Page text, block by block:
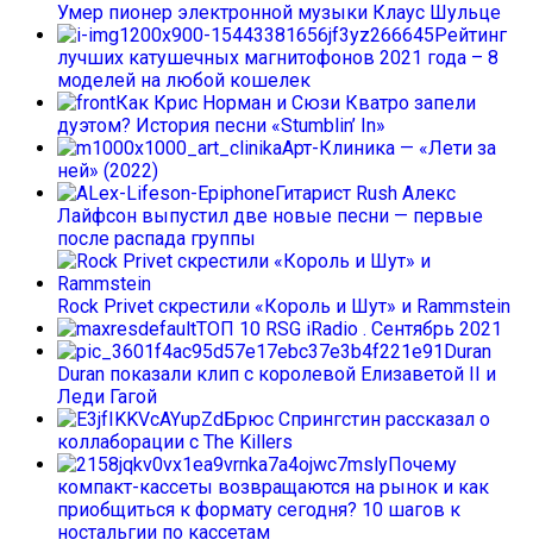
Умер пионер электронной музыки Клаус Шульце
Рейтинг
лучших катушечных магнитофонов 2021 года – 8
моделей на любой кошелек
Как Крис Норман и Сюзи Кватро запели
дуэтом? История песни «Stumblin’ In»
Арт-Клиника — «Лети за
ней» (2022)
Гитарист Rush Алекс
Лайфсон выпустил две новые песни — первые
после распада группы
Rock Privet скрестили «Король и Шут» и Rammstein
ТОП 10 RSG iRadio . Сентябрь 2021
Duran
Duran показали клип с королевой Елизаветой II и
Леди Гагой
Брюс Спрингстин рассказал о
коллаборации с The Killers
Почему
компакт-кассеты возвращаются на рынок и как
приобщиться к формату сегодня? 10 шагов к
ностальгии по кассетам